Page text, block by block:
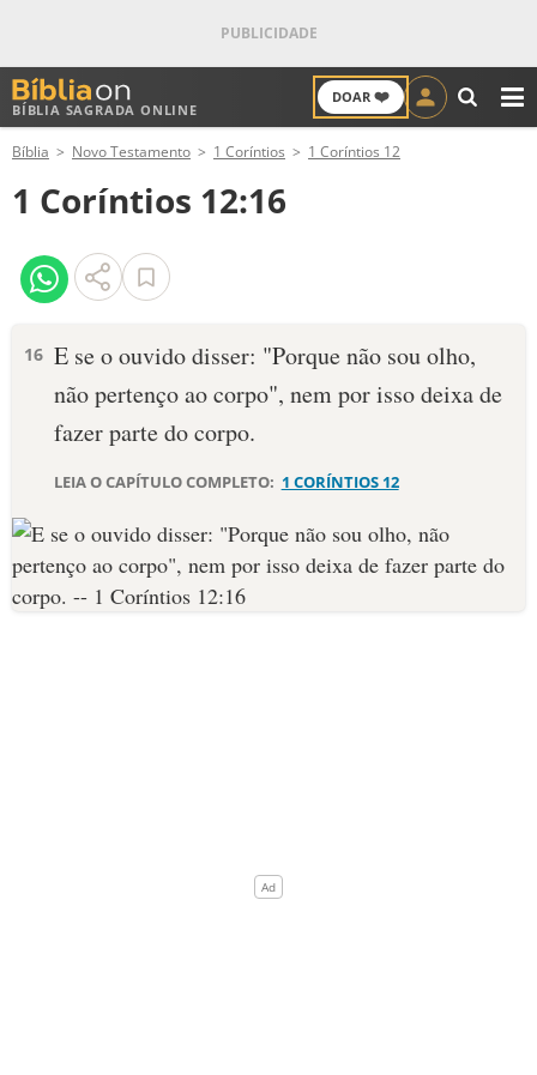
BÍBLIA SAGRADA ONLINE
DOAR ❤️
ANTIGO TESTAMENTO
NOVO TESTAMENTO
VERSÍCULOS
PALAVRA DO DIA
DEVOCIONAL DIÁRIO
10 MANDAMENTOS
Bíblia Novo Testamento 1 Coríntios 1 Coríntios 12
1 Coríntios 12:16
16 E se o ouvido disser: "Porque não sou olho,
não pertenço ao corpo", nem por isso deixa de
fazer parte do corpo.
LEIA O CAPÍTULO COMPLETO: 1 CORÍNTIOS 12